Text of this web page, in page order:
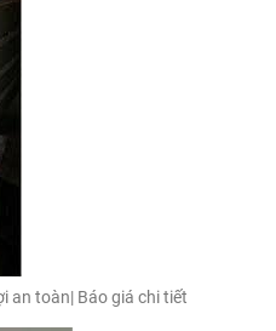
an toàn| Báo giá chi tiết